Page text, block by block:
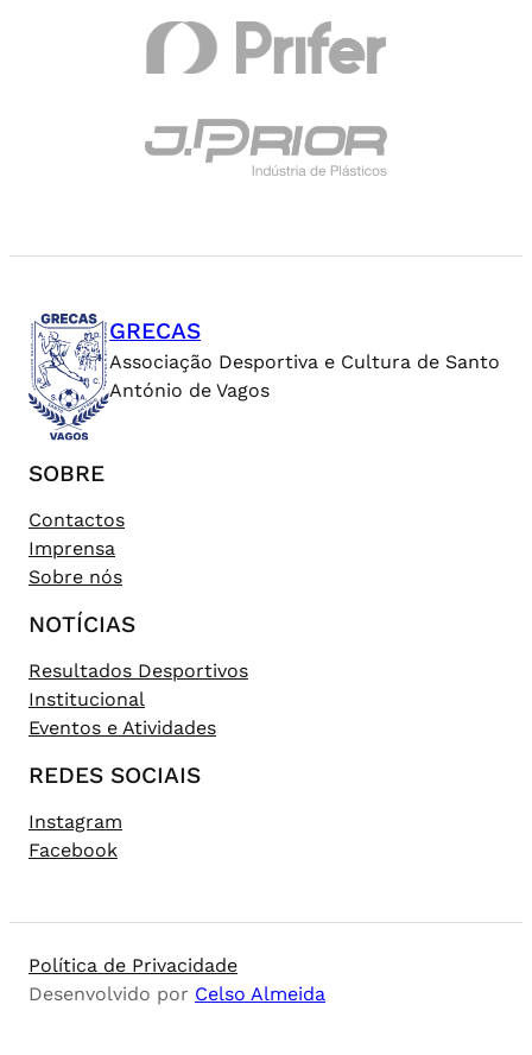
GRECAS
Associação Desportiva e Cultura de Santo
António de Vagos
SOBRE
Contactos
Imprensa
Sobre nós
NOTÍCIAS
Resultados Desportivos
Institucional
Eventos e Atividades
REDES SOCIAIS
Instagram
Facebook
Política de Privacidade
Desenvolvido por Celso Almeida